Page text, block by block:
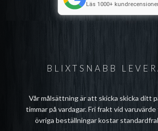
BLIXTSNABB
Vår målsättning är att skicka skicka ditt
timmar på vardagar. Fri frakt vid
övriga beställningar kostar
Läs 1000+